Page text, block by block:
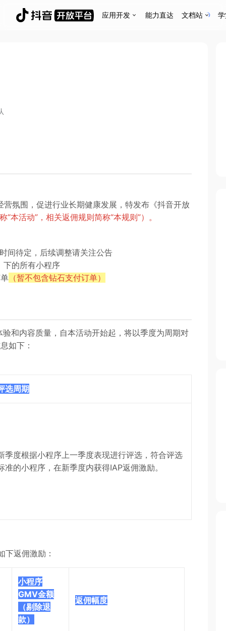
应用开发 能力直达 文档站
氛围，促进行业长期健康发展，特发布《抖音开放
“本活动”，相关返佣规则简称“本规则”）。
间待定，后续调整请关注公告
下的所有小程序
（暂不包含钻石支付订单）
和内容质量，自本活动开始起，将以季度为周期对
如下：
选周期
季度根据小程序上一季度表现进行评选，符合评选
准的小程序，在新季度内获得IAP返佣激励。
下返佣激励：
小程序
GMV金额
（剔除退
款）
返佣幅度